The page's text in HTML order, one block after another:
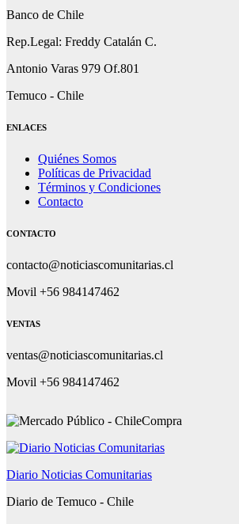
Banco de Chile
Rep.Legal: Freddy Catalán C.
Antonio Varas 979 Of.801
Temuco - Chile
ENLACES
Quiénes Somos
Políticas de Privacidad
Términos y Condiciones
Contacto
CONTACTO
contacto@noticiascomunitarias.cl
Movil +56 984147462
VENTAS
ventas@noticiascomunitarias.cl
Movil +56 984147462
Diario Noticias Comunitarias
Diario de Temuco - Chile